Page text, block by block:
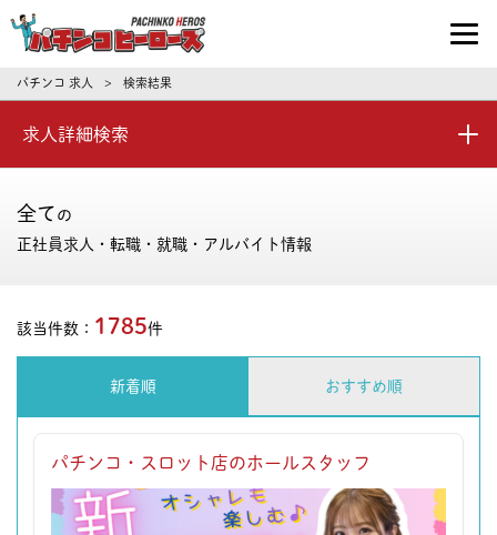
パチンコ求人・転職ならパチンコヒーロ
パチンコ 求人 > 検索結果
求人詳細検索
全て の
正社員求人・転職・就職・アルバイト情報
該当件数： 1785件
新着順 おすすめ順
パチンコ・スロット店のホールスタッフ